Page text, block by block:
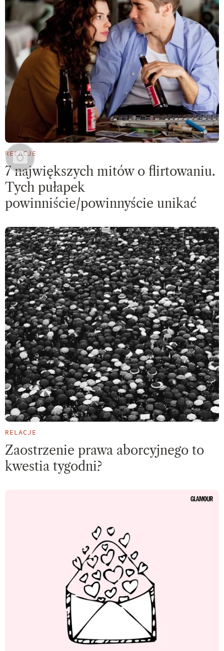
RELACJE
7 największych mitów o flirtowaniu.
Tych pułapek
powinniście/powinnyście unikać
RELACJE
Zaostrzenie prawa aborcyjnego to
kwestia tygodni?